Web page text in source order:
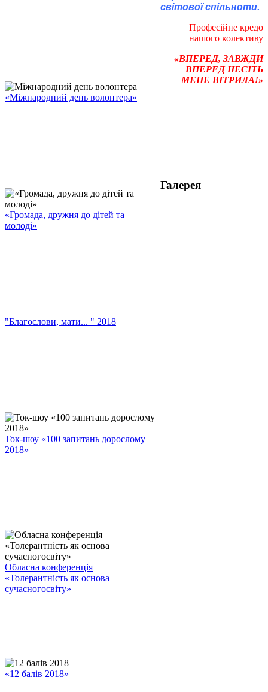
«Міжнародний день волонтера»
«Громада, дружня до дітей та
молоді»
"Благослови, мати... " 2018
Ток-шоу «100 запитань дорослому
2018»
Обласна конференція
«Толерантність як основа
сучасногосвіту»
«12 балів 2018»
світової спільноти.
Професійне кредо
нашого колективу
«ВПЕРЕД, ЗАВЖДИ
ВПЕРЕД НЕСІТЬ
МЕНЕ ВІТРИЛА!»
Галерея